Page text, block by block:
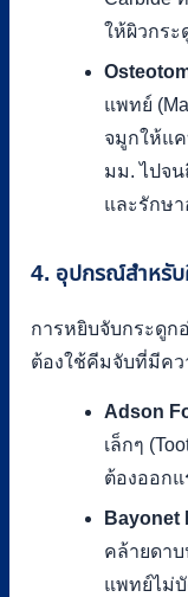
ให้ผิวกระ
แพทย์
จมูกให้แค
มม. ไปจ
และรักษ
4. อุปกรณ์สำหรั
การหยิบจับกระดูก
ต้องใช้คีมจับที่มีคว
Adson
เล็กๆ
ต้องออกแ
Bayonet
คล้ายดา
แพทย์ไม่